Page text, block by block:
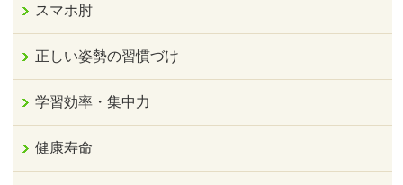
スマホ肘
正しい姿勢の習慣づけ
学習効率・集中力
健康寿命